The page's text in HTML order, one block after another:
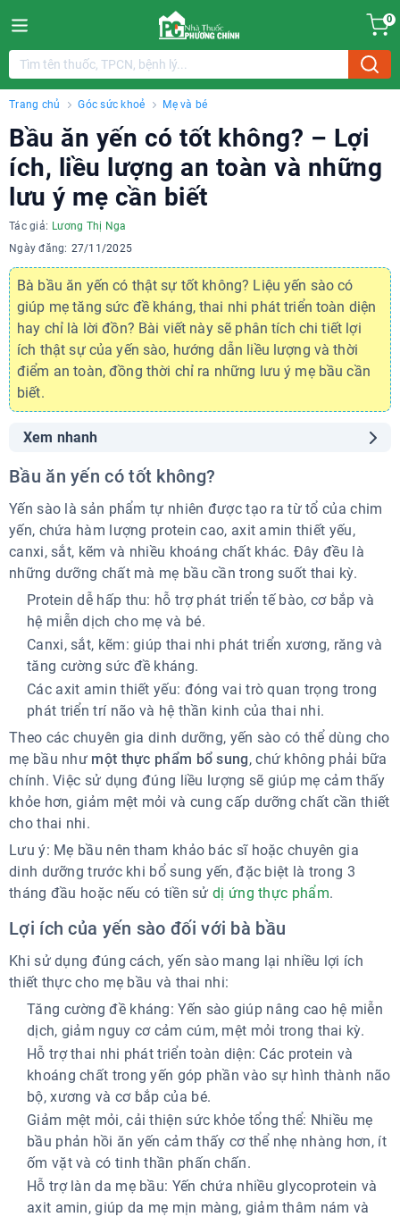
0
Trang chủ Góc sức khoẻ Mẹ và bé
Bầu ăn yến có tốt không? – Lợi
ích, liều lượng an toàn và những
lưu ý mẹ cần biết
Tác giả: Lương Thị Nga
Ngày đăng: 27/11/2025
Bà bầu ăn yến có thật sự tốt không? Liệu yến sào có
giúp mẹ tăng sức đề kháng, thai nhi phát triển toàn diện
hay chỉ là lời đồn? Bài viết này sẽ phân tích chi tiết lợi
ích thật sự của yến sào, hướng dẫn liều lượng và thời
điểm an toàn, đồng thời chỉ ra những lưu ý mẹ bầu cần
biết.
Xem nhanh
Lợi ích của yến sào đối với bà bầu
Bầu mấy tháng thì ăn yến được?
Bầu ăn yến bao nhiêu là đủ?
Các cách chế biến yến cho bà bầu dễ ăn & giữ trọn
dưỡng chất
Những ai không nên ăn yến?
Lưu ý khi bà bầu ăn yến
Yến sào cho bà bầu loại nào tốt?
Yến thô (tổ yến nguyên chất)
Yến tinh chế
Yến chưng sẵn
Kết luận
Bầu ăn yến có tốt không?
Yến sào là sản phẩm tự nhiên được tạo ra từ tổ của chim
yến, chứa hàm lượng protein cao, axit amin thiết yếu,
canxi, sắt, kẽm và nhiều khoáng chất khác. Đây đều là
những dưỡng chất mà mẹ bầu cần trong suốt thai kỳ.
Protein dễ hấp thu: hỗ trợ phát triển tế bào, cơ bắp và
hệ miễn dịch cho mẹ và bé.
Canxi, sắt, kẽm: giúp thai nhi phát triển xương, răng và
tăng cường sức đề kháng.
Các axit amin thiết yếu: đóng vai trò quan trọng trong
phát triển trí não và hệ thần kinh của thai nhi.
Theo các chuyên gia dinh dưỡng, yến sào có thể dùng cho
mẹ bầu như một thực phẩm bổ sung, chứ không phải bữa
chính. Việc sử dụng đúng liều lượng sẽ giúp mẹ cảm thấy
khỏe hơn, giảm mệt mỏi và cung cấp dưỡng chất cần thiết
cho thai nhi.
Lưu ý: Mẹ bầu nên tham khảo bác sĩ hoặc chuyên gia
dinh dưỡng trước khi bổ sung yến, đặc biệt là trong 3
tháng đầu hoặc nếu có tiền sửdị ứng thực phẩm.
Lợi ích của yến sào đối với bà bầu
Khi sử dụng đúng cách, yến sào mang lại nhiều lợi ích
thiết thực cho mẹ bầu và thai nhi:
Tăng cường đề kháng: Yến sào giúp nâng cao hệ miễn
dịch, giảm nguy cơ cảm cúm, mệt mỏi trong thai kỳ.
Hỗ trợ thai nhi phát triển toàn diện: Các protein và
khoáng chất trong yến góp phần vào sự hình thành não
bộ, xương và cơ bắp của bé.
Giảm mệt mỏi, cải thiện sức khỏe tổng thể: Nhiều mẹ
bầu phản hồi ăn yến cảm thấy cơ thể nhẹ nhàng hơn, ít
ốm vặt và có tinh thần phấn chấn.
Hỗ trợ làn da mẹ bầu: Yến chứa nhiều glycoprotein và
axit amin, giúp da mẹ mịn màng, giảm thâm nám và